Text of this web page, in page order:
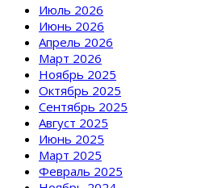
Июль 2026
Июнь 2026
Апрель 2026
Март 2026
Ноябрь 2025
Октябрь 2025
Сентябрь 2025
Август 2025
Июнь 2025
Март 2025
Февраль 2025